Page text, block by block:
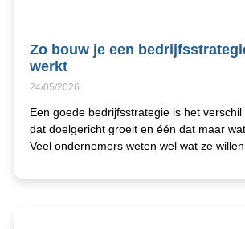
Zo bouw je een
werkt
24/05/2026
Een goede bedrijfsstrategie is het
dat doelgericht groeit en één dat maar
Veel ondernemers weten wel wat ze willen